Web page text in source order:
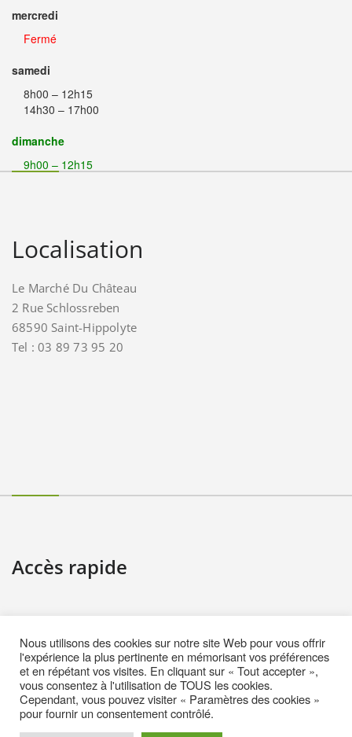
mercredi
Fermé
samedi
8h00 – 12h15
14h30 – 17h00
dimanche
9h00 – 12h15
Localisation
Le Marché Du Château
2 Rue Schlossreben
68590 Saint-Hippolyte
Tel : 03 89 73 95 20
Accès rapide
Informations pratiques
Mentions Légales
Politique de cookies (EU)
Nous utilisons des cookies sur notre site Web pour vous offrir
l'expérience la plus pertinente en mémorisant vos préférences
et en répétant vos visites. En cliquant sur « Tout accepter »,
vous consentez à l'utilisation de TOUS les cookies.
Cependant, vous pouvez visiter « Paramètres des cookies »
pour fournir un consentement contrôlé.